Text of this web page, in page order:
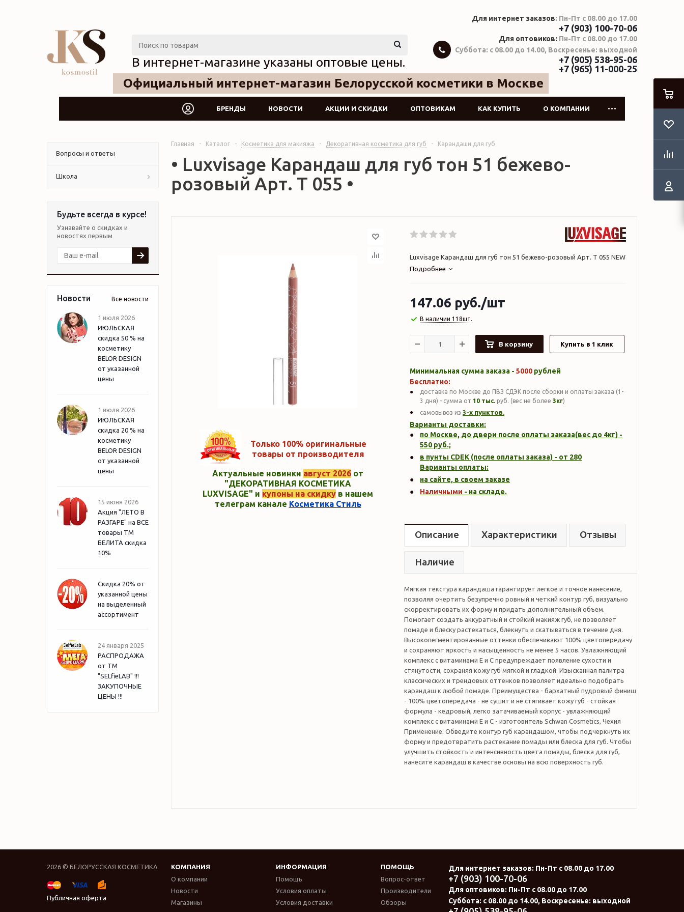
Официальный интернет-магазин Белорусской косметики в Москве
В интернет-магазине указаны оптовые цены.
Для интернет заказов: Пн-Пт с 08.00 до 17.00
+7 (903) 100-70-06
Для оптовиков: Пн-Пт с 08.00 до 17.00
Суббота: с 08.00 до 14.00, Воскресенье: выходной
+7 (905) 538-95-06
+7 (965) 11-000-25
БРЕНДЫ НОВОСТИ АКЦИИ И СКИДКИ ОПТОВИКАМ КАК КУПИТЬ О КОМПАНИИ
Вопросы и ответы
Школа
Будьте всегда в курсе!
Узнавайте о скидках и
новостях первым
Новости Все новости
1 июля 2026
ИЮЛЬСКАЯ
скидка 50 % на
косметику
BELOR DESIGN
от указанной
цены
1 июля 2026
ИЮЛЬСКАЯ
скидка 20 % на
косметику
BELOR DESIGN
от указанной
цены
15 июня 2026
Акция "ЛЕТО В
РАЗГАРЕ" на ВСЕ
товары ТМ
БЕЛИТА скидка
10%
Скидка 20% от
указанной цены
на выделенный
ассортимент
24 января 2025
РАСПРОДАЖА
от ТМ
"SELfieLAB" !!!
ЗАКУПОЧНЫЕ
ЦЕНЫ !!!
Главная - Каталог - Косметика для макияжа - Декоративная косметика для губ - Карандаши для губ
• Luxvisage Карандаш для губ тон 51 бежево-
розовый Арт. Т 055 •
Только 100% оригинальные
товары от производителя
Актуальные новинки август 2026 от
"ДЕКОРАТИВНАЯ КОСМЕТИКА
LUXVISAGE" и купоны на скидку в нашем
телеграм канале Косметика Стиль
Luxvisage Карандаш для губ тон 51 бежево-розовый Арт. Т 055 NEW
Подробнее
147.06 руб./шт
В наличии 118шт.
В корзину Купить в 1 клик
Минимальная сумма заказа - 5000 рублей
Бесплатно:
доставка по Москве до ПВЗ СДЭК после сборки и оплаты заказа (1-
3 дня) - сумма от 10 тыс. руб. (вес не более 3кг)
самовывоз из 3-х пунктов.
Варианты доставки:
по Москве, до двери после оплаты заказа(вес до 4кг) -
550 руб.;
в пунты CDEK (после оплаты заказа) - от 280
Варианты оплаты:
на сайте, в своем заказе
Наличными - на складе.
Описание Характеристики Отзывы
Наличие
Мягкая текстура карандаша гарантирует легкое и точное нанесение,
позволяя очертить безупречно ровный и четкий контур губ, визуально
скорректировать их форму и придать дополнительный объем.
Помогает создать аккуратный и стойкий макияж губ, не позволяет
помаде и блеску растекаться, блекнуть и скатываться в течение дня.
Высокопегментированные оттенки обеспечивают 100% цветопередачу
и сохраняют яркость и насыщенность не менее 5 часов. Увлажняющий
комплекс с витаминами Е и С предупреждает появление сухости и
стянутости, сохраняя кожу губ мягкой и гладкой. Изысканная палитра
классических и трендовых оттенков позволяет идеально подобрать
карандаш к любой помаде. Преимущества - бархатный пудровый финиш
- 100% цветопередача - не сушит и не стягивает кожу губ - стойкая
формула - кедровый, легко затачиваемый корпус - увлажняющий
комплекс с витаминами Е и С - изготовитель Schwan Cosmetics, Чехия
Применение: Обведите контур губ карандашом, чтобы подчеркнуть их
форму и предотвратить растекание помады или блеска для губ. Чтобы
улучшить стойкость и интенсивность цвета помады, блеска для губ,
нанесите карандаш в качестве основы на всю поверхность губ.
2026 © БЕЛОРУССКАЯ КОСМЕТИКА
Публичная оферта
КОМПАНИЯ ИНФОРМАЦИЯ
ПОМОЩЬ
О компании
Новости
Магазины
Помощь
Условия оплаты
Условия доставки
Вопрос-ответ
Производители
Обзоры
Для интернет заказов: Пн-Пт с 08.00 до 17.00
+7 (903) 100-70-06
Для оптовиков: Пн-Пт с 08.00 до 17.00
Суббота: с 08.00 до 14.00, Воскресенье: выходной